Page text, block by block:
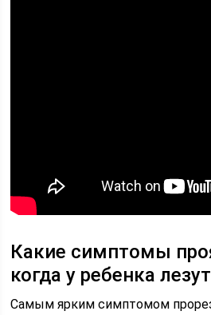
Какие симптомы
когда у ребенка
Самым ярким симптомом